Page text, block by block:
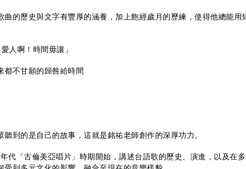
曲的歷史與文字有豐厚的涵養，加上飽經歲月的歷練，使得他總能用
人啊！時間毋讓」
都不甘願的歸咎給時間
到的是自己的故事，這就是銘祐老師創作的深厚功力。
代「古倫美亞唱片」時期開始，講述台語歌的歷史、演進，以及在